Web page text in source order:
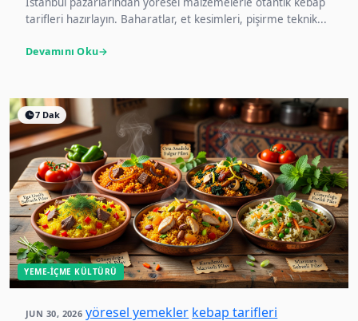
tarifleri hazırlayın. Baharatlar, et kesimleri, pişirme teknik...
Devamını Oku
7 Dak
YEME-İÇME KÜLTÜRÜ
JUN 30, 2026 yöresel yemekler kebap tarifleri